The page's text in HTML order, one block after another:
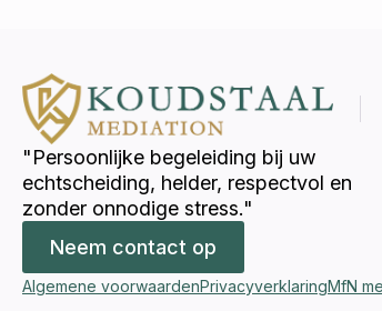
"Persoonlijke begeleiding bij uw
echtscheiding, helder, respectvol en
zonder onnodige stress."
Neem contact op
Algemene voorwaardenPrivacyverklaringMfN